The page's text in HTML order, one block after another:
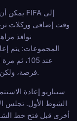
نوافذ
عند 105،
فرصة، ولكن فقط إذا تم مسح إيداعك قبل أن يتحرك الخط.
سيناريو إعادة
الشوط الأول. تجلس
أخرى قبل فتح خط